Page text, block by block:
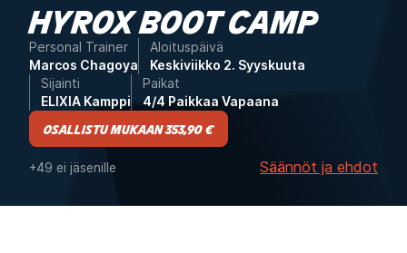
HYROX BOOT CAMP
Personal Trainer
Marcos Chagoya
Aloituspäivä
Keskiviikko 2. Syyskuuta
Sijainti
ELIXIA Kamppi
Paikat
4/4 Paikkaa Vapaana
Osallistu mukaan 353,90 €
+49 ei jäsenille Säännöt ja ehdot